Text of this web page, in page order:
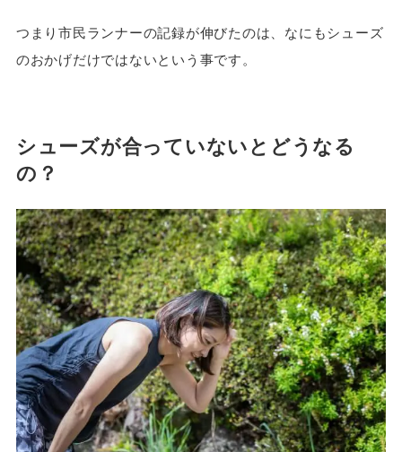
つまり市民ランナーの記録が伸びたのは、なにもシューズ
のおかげだけではないという事です。
シューズが合っていないとどうなる
の？